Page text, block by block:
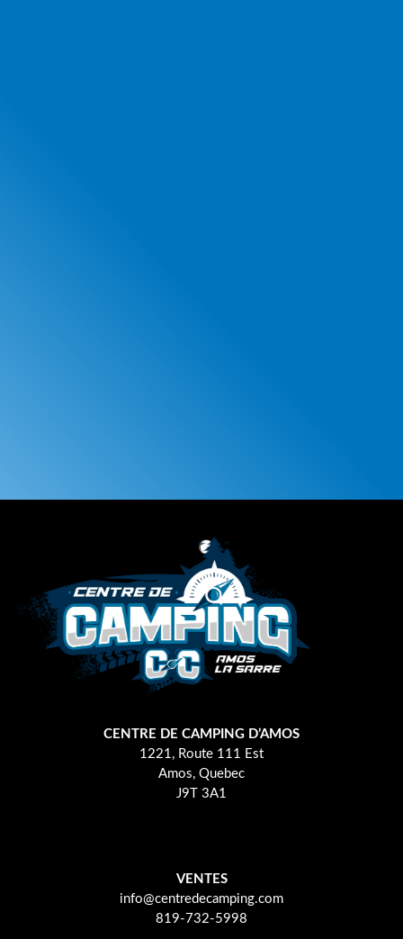
CENTRE DE CAMPING D’AMOS
1221, Route 111 Est
Amos, Quebec
J9T 3A1
VENTES
info@centredecamping.com
819-732-5998